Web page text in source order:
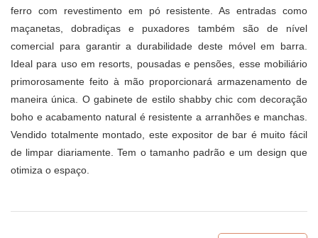
ferro com revestimento em pó resistente. As entradas como
maçanetas, dobradiças e puxadores também são de nível
comercial para garantir a durabilidade deste móvel em barra.
Ideal para uso em resorts, pousadas e pensões, esse mobiliário
primorosamente feito à mão proporcionará armazenamento de
maneira única. O gabinete de estilo shabby chic com decoração
boho e acabamento natural é resistente a arranhões e manchas.
Vendido totalmente montado, este expositor de bar é muito fácil
de limpar diariamente. Tem o tamanho padrão e um design que
otimiza o espaço.